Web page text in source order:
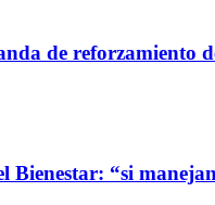
de reforzamiento
Bienestar: “si